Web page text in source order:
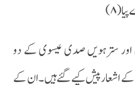
(۸)
اور سترہویں صدی عیسوی کے دو
کے اشعار پیش کیے گئے ہیں ۔ان کے